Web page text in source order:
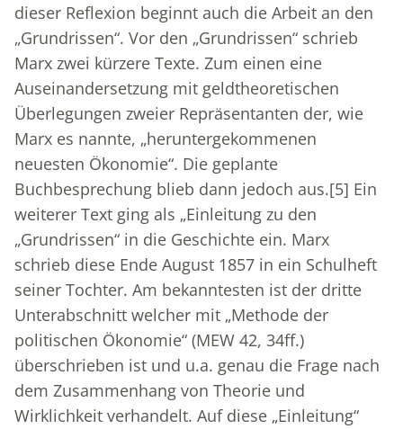
dieser Reflexion beginnt auch die Arbeit an den
„Grundrissen“. Vor den „Grundrissen“ schrieb
Marx zwei kürzere Texte. Zum einen eine
Auseinandersetzung mit geldtheoretischen
Überlegungen zweier Repräsentanten der, wie
Marx es nannte, „heruntergekommenen
neuesten Ökonomie“. Die geplante
Buchbesprechung blieb dann jedoch aus.[5] Ein
weiterer Text ging als „Einleitung zu den
„Grundrissen“ in die Geschichte ein. Marx
schrieb diese Ende August 1857 in ein Schulheft
seiner Tochter. Am bekanntesten ist der dritte
Unterabschnitt welcher mit „Methode der
politischen Ökonomie“ (MEW 42, 34ff.)
überschrieben ist und u.a. genau die Frage nach
dem Zusammenhang von Theorie und
Wirklichkeit verhandelt. Auf diese „Einleitung“